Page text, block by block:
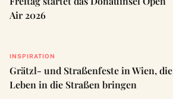
Air 2026
INSPIRATION
Grätzl- und Straßenfeste in Wien, die
Leben in die Straßen bringen